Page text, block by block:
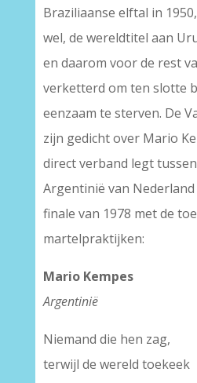
Braziliaanse elftal in
wel, de wereldtitel aan
en daarom voor de rest
verketterd om ten slotte
eenzaam te sterven. De
zijn gedicht over Mario
direct verband legt
Argentinië van
finale van 1978 met de
martelpraktijken:
Mario Kempes
Argentinië
Niemand die hen zag,
terwijl de wereld toekeek